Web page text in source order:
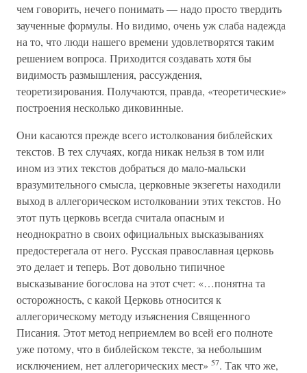
чем говорить, нечего понимать — надо просто твердить
заученные формулы. Но видимо, очень уж слаба надежда
на то, что люди нашего времени удовлетворятся таким
решением вопроса. Приходится создавать хотя бы
видимость размышления, рассуждения,
теоретизирования. Получаются, правда, «теоретические»
построения несколько диковинные.
Они касаются прежде всего истолкования библейских
текстов. В тех случаях, когда никак нельзя в том или
ином из этих текстов добраться до мало-мальски
вразумительного смысла, церковные экзегеты находили
выход в аллегорическом истолковании этих текстов. Но
этот путь церковь всегда считала опасным и
неоднократно в своих официальных высказываниях
предостерегала от него. Русская православная церковь
это делает и теперь. Вот довольно типичное
высказывание богослова на этот счет: «…понятна та
осторожность, с какой Церковь относится к
аллегорическому методу изъяснения Священного
Писания. Этот метод неприемлем во всей его полноте
уже потому, что в библейском тексте, за небольшим
исключением, нет аллегорических мест» 57. Так что же,